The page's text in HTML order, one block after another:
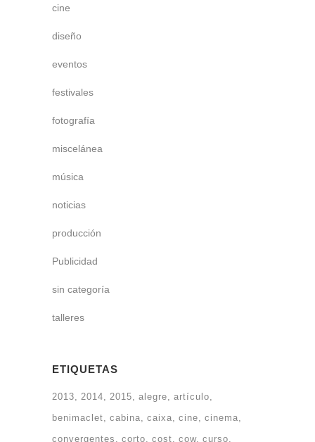
cine
diseño
eventos
festivales
fotografía
miscelánea
música
noticias
producción
Publicidad
sin categoría
talleres
ETIQUETAS
2013 2014 2015 alegre
artículo
benimaclet
cabina caixa cine
cinema
convergentes
corto cost cow curso